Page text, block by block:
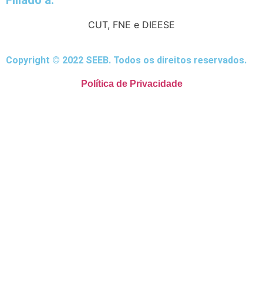
CUT, FNE e DIEESE
Copyright © 2022 SEEB. Todos os direitos reservados.
Política de Privacidade